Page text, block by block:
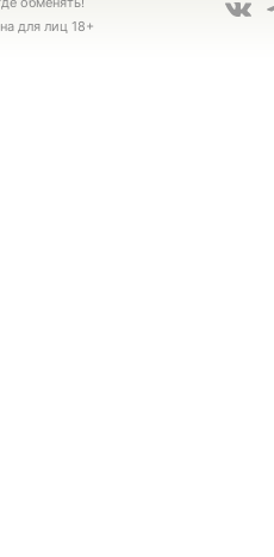
для лиц 18+